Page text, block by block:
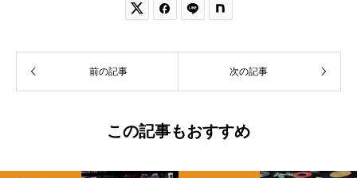
 
前の記事 次の記事
この記事もおすすめ